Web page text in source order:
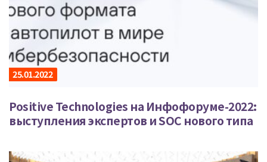
25.01.2022
Positive Technologies на Инфофоруме-2022:
выступления экспертов и SOC нового типа